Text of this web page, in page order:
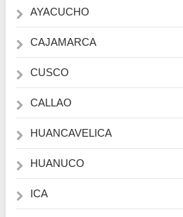
AYACUCHO
CAJAMARCA
CUSCO
CALLAO
HUANCAVELICA
HUANUCO
ICA